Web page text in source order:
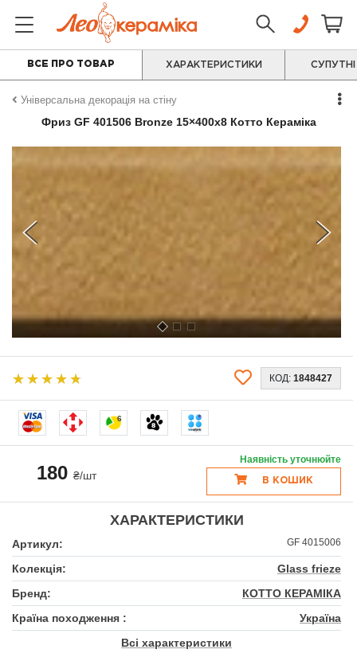
ВСЕ ПРО ТОВАР ХАРАКТЕРИСТИКИ
Універсальна декорація на стіну
Фриз GF 401506 Bronze 15×400x8 Котто Кераміка
КОД: 1848427
6
180₴/шт
Наявність уточнюйте
В КОШИК
ХАРАКТЕРИСТИКИ
Артикул: GF 4015006
Колекція:
Glass frieze
Бренд:
КОТТО КЕРАМІКА
Країна походження :
Україна
Всі характеристики